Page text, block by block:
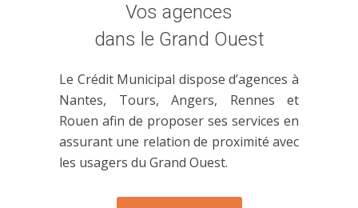
Vos agences
dans le Grand Ouest
Le Crédit Municipal dispose d’agences à
Nantes, Tours, Angers, Rennes et
Rouen afin de proposer ses services en
assurant une relation de proximité avec
les usagers du Grand Ouest.